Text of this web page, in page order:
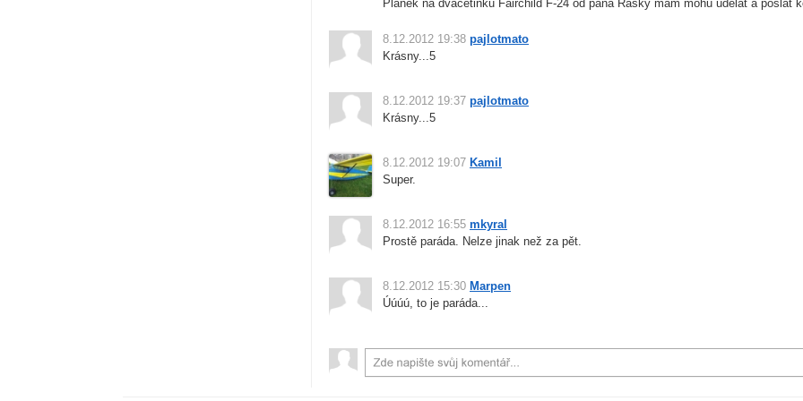
Plánek na dvacetinku Fairchild F-24 od pana Rašky mám mohu udělat a poslat
8.12.2012 19:38 pajlotmato
Krásny...5
8.12.2012 19:37 pajlotmato
Krásny...5
8.12.2012 19:07 Kamil
Super.
8.12.2012 16:55 mkyral
Prostě paráda. Nelze jinak než za pět.
8.12.2012 15:30 Marpen
Úúúú, to je paráda...